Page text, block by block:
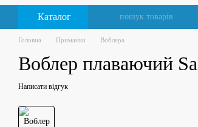
Каталог
Головна Приманки Воблера
Воблер плаваючий
Написати відгук